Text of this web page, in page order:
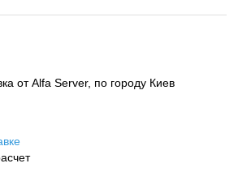
от Alfa Server, по городу Киев